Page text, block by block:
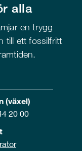
alla
en trygg
till ett fossilfritt
(växel)
20 00